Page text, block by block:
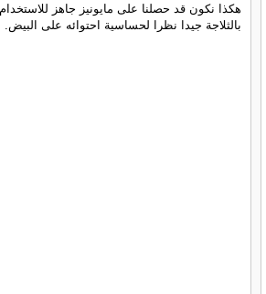
هكذا نكون قد حصلنا على مايونيز جاهز
بالثلاجة جيدا نظرا لحساسية احتوائه على البيض.